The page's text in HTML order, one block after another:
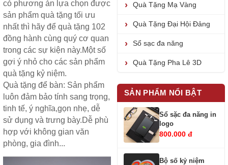
có phương án lựa chọn được
sản phẩm quà tặng tối ưu
nhất thì hãy để quà tặng 102
đồng hành cùng quý cơ quan
trong các sự kiện này.Một số
gợi ý nhỏ cho các sản phẩm
quà tặng kỷ niệm.
Quà tặng để bàn: Sản phẩm
luôn đảm bảo tính sang trọng,
tinh tế, ý nghĩa,gọn nhẹ, dễ
sử dụng và trưng bày.Dễ phù
hợp với không gian văn
phòng, gia đình...
Quà Tặng Mạ Vàng
Quà Tặng Đại Hội Đảng
Sổ sạc đa năng
Quà Tặng Pha Lê 3D
SẢN PHẨM NỔI BẬT
Sổ sặc đa năng in
logo
800.000 đ
Bộ số kỷ niệm